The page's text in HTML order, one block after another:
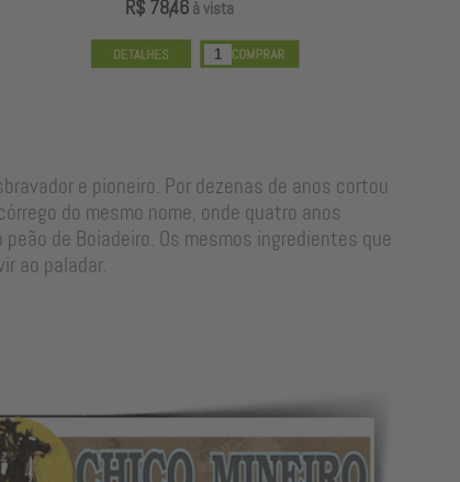
R$ 78,46à vista
e pioneiro. Por dezenas de anos cortou
do mesmo nome, onde quatro anos
de Boiadeiro. Os mesmos ingredientes que
ao paladar.